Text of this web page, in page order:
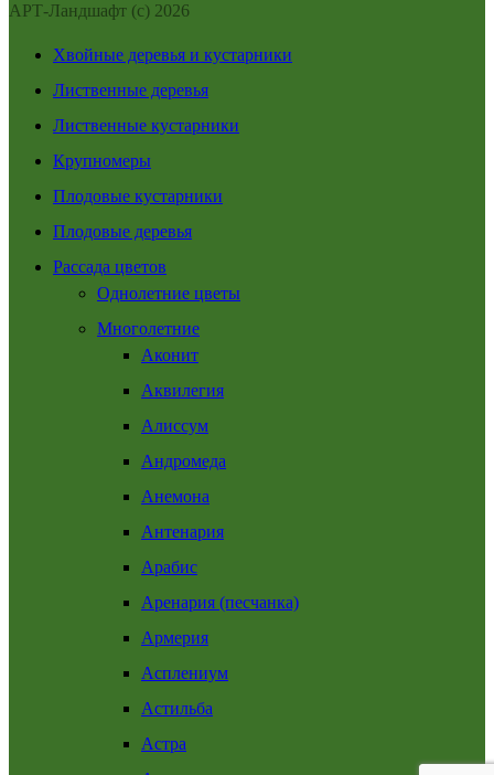
АРТ-Ландшафт (с) 2026
Хвойные деревья и кустарники
Лиственные деревья
Лиственные кустарники
Крупномеры
Плодовые кустарники
Плодовые деревья
Рассада цветов
Однолетние цветы
Многолетние
Аконит
Аквилегия
Алиссум
Андромеда
Анемона
Антенария
Арабис
Аренария (песчанка)
Армерия
Асплениум
Астильба
Астра